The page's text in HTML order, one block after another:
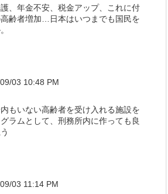
、年金不安、税金アップ、これに付
齢者増加…日本はいつまでも国民を
03 10:48 PM
もいない高齢者を受け入れる施設を
ラムとして、刑務所内に作っても良
03 11:14 PM